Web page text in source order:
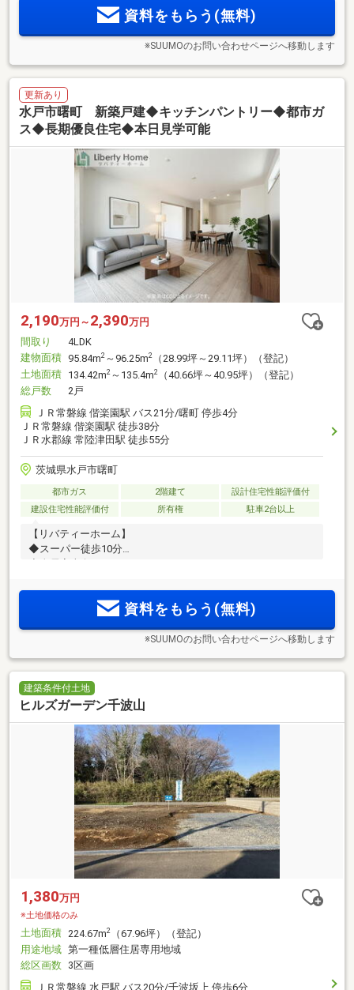
資料をもらう(無料)
※SUUMOのお問い合わせページへ移動します
更新あり
水戸市曙町 新築戸建◆キッチンパントリー◆都市ガ
ス◆長期優良住宅◆本日見学可能
2,190万円～ 2,390万円
間取り
4LDK
建物面積 95.84m2 ～96.25m2
（28.99坪～29.11坪）（登記）
土地面積 134.42m2 ～135.4m2
（40.66坪～40.95坪）（登記）
総戸数
2戸
ＪＲ常磐線 偕楽園駅 バス21分/曙町 停歩4分
ＪＲ常磐線 偕楽園駅 徒歩38分
ＪＲ水郡線 常陸津田駅 徒歩55分
茨城県水戸市曙町
都市ガス 2階建て
設計住宅性能評価付
建設住宅性能評価付
所有権 駐車2台以上
【リバティーホーム】
◆スーパー徒歩10分
資料をもらう(無料)
※SUUMOのお問い合わせページへ移動します
建築条件付土地
ヒルズガーデン千波山
1,380万円
※土地価格のみ
土地面積 224.67m2
（67.96坪）（登記）
用途地域 第一種低層住居専用地域
総区画数 3区画
ＪＲ常磐線 水戸駅 バス20分/千波坂上 停歩6分